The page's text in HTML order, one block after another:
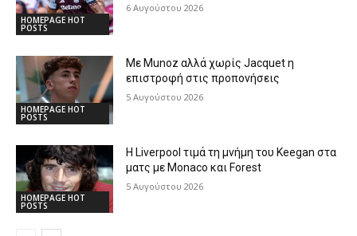
HOMEPAGE HOT
POSTS
6 Αυγούστου 2026
HOMEPAGE HOT
POSTS
Με Munoz αλλά χωρίς Jacquet η
επιστροφή στις προπονήσεις
5 Αυγούστου 2026
HOMEPAGE HOT
POSTS
Η Liverpool τιμά τη μνήμη του Keegan στα
ματς με Monaco και Forest
5 Αυγούστου 2026